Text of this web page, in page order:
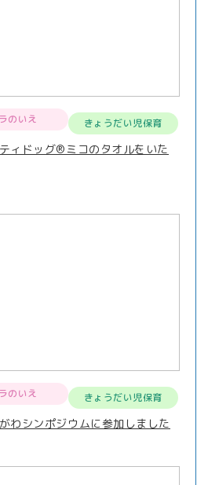
のいえ きょうだい児保育
ィドッグ®ミコのタオルをいた
のいえ きょうだい児保育
わシンポジウムに参加しました